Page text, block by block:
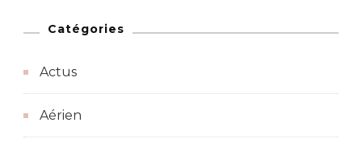
Catégories
Actus
Aérien